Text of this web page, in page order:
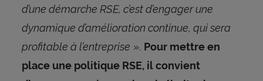
d’une démarche RSE, c’est d’engager une
dynamique d’amélioration continue, qui sera
profitable à l’entreprise ». Pour mettre en
place une politique RSE, il convient